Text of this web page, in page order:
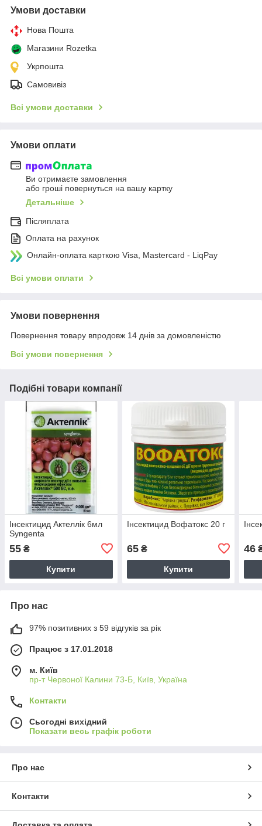
Умови доставки
Нова Пошта
Магазини Rozetka
Укрпошта
Самовивіз
Всі умови доставки
Умови оплати
Ви отримаєте замовлення
або гроші повернуться на вашу картку
Детальніше
Післяплата
Оплата на рахунок
Онлайн-оплата карткою Visa, Mastercard - LiqPay
Всі умови оплати
Умови повернення
Повернення товару впродовж 14 днів за домовленістю
Всі умови повернення
Подібні товари компанії
Інсектицид Актеллік 6мл
Syngenta
55 ₴
Купити
Інсектицид Вофатокс 20 г
65₴
Купити
46
Про нас
97% позитивних з 59 відгуків за рік
Працює з 17.01.2018
м. Київ
пр-т Червоної Калини 73-Б, Київ, Україна
Контакти
Сьогодні вихідний
Показати весь графік роботи
Про нас
Контакти